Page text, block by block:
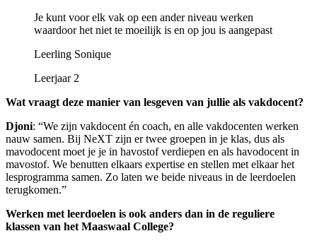
Je kunt voor elk vak op een ander niveau werken
waardoor het niet te moeilijk is en op jou is aangepast
Leerling Sonique
Leerjaar 2
Wat vraagt deze manier van lesgeven van jullie als vakdocent?
Djoni: “We zijn vakdocent én coach, en alle vakdocenten werken
nauw samen. Bij NeXT zijn er twee groepen in je klas, dus als
mavodocent moet je je in havostof verdiepen en als havodocent in
mavostof. We benutten elkaars expertise en stellen met elkaar het
lesprogramma samen. Zo laten we beide niveaus in de leerdoelen
terugkomen.”
Werken met leerdoelen is ook anders dan in de reguliere
klassen van het Maaswaal College?